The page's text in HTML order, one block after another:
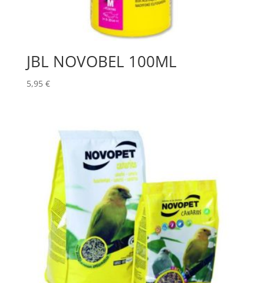
JBL NOVOBEL 100ML
5,95 €